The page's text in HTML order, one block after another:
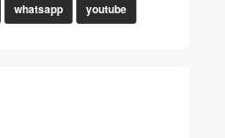
whatsapp youtube